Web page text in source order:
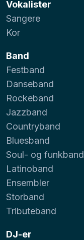
Vokalister
Sangere
Kor
Band
Festband
Danseband
Rockeband
Jazzband
Countryband
Bluesband
Soul- og funkband
Latinoband
Ensembler
Storband
Tributeband
DJ-er